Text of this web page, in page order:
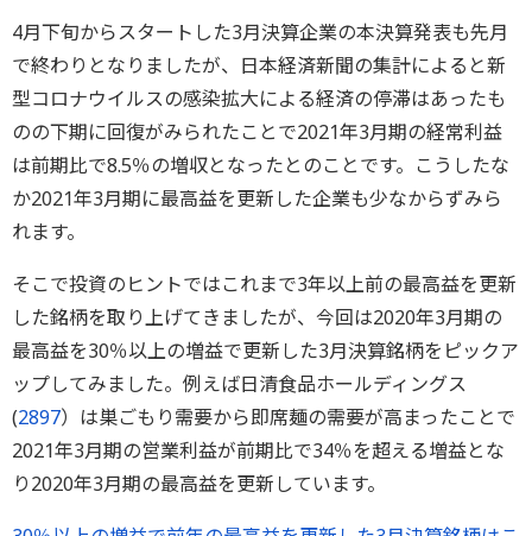
4月下旬からスタートした3月決算企業の本決算発表も先月
で終わりとなりましたが、日本経済新聞の集計によると新
型コロナウイルスの感染拡大による経済の停滞はあったも
のの下期に回復がみられたことで2021年3月期の経常利益
は前期比で8.5％の増収となったとのことです。こうしたな
か2021年3月期に最高益を更新した企業も少なからずみら
れます。
そこで投資のヒントではこれまで3年以上前の最高益を更新
した銘柄を取り上げてきましたが、今回は2020年3月期の
最高益を30％以上の増益で更新した3月決算銘柄をピックア
ップしてみました。例えば日清食品ホールディングス
(2897）は巣ごもり需要から即席麺の需要が高まったことで
2021年3月期の営業利益が前期比で34％を超える増益とな
り2020年3月期の最高益を更新しています。